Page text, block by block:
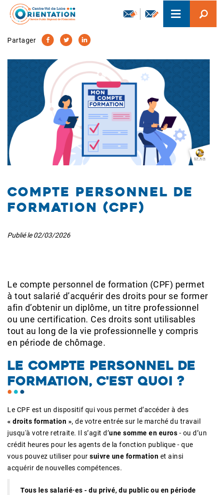
Aller
contenu
principal
Toggle
navigation
Partager
Compte Personnel de
Formation (CPF)
Publié le02/03/2026
Le compte personnel de formation (CPF) permet
à tout salarié d’acquérir des droits pour se former
afin d’obtenir un diplôme, un titre professionnel
ou une certification. Ces droits sont utilisables
tout au long de la vie professionnelle y compris
en période de chômage.
LE COMPTE PERSONNEL DE
FORMATION, C'EST QUOI ?
Le CPF est un dispositif qui vous permet d’accéder à des
« droits formation », de votre entrée sur le marché du travail
jusqu'à votre retraite. Il s’agit d’une somme en euros - ou d’un
crédit heures pour les agents de la fonction publique - que
vous pouvez utiliser pour suivre une formation et ainsi
acquérir de nouvelles compétences.
Tous les salarié·es - du privé, du public ou en période